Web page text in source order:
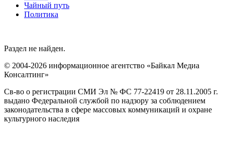
Чайный путь
Политика
Раздел не найден.
© 2004-2026 информационное агентство «Байкал Медиа
Консалтинг»
Св-во о регистрации СМИ Эл № ФС 77-22419 от 28.11.2005 г.
выдано Федеральной службой по надзору за соблюдением
законодательства в сфере массовых коммуникаций и охране
культурного наследия